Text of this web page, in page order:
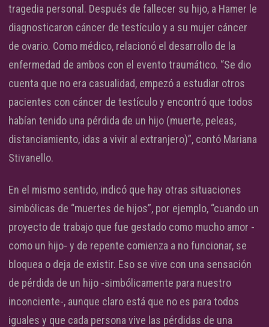
tragedia personal. Después de fallecer su hijo, a Hamer le
diagnosticaron cáncer de testículo y a su mujer cáncer
de ovario. Como médico, relacionó el desarrollo de la
enfermedad de ambos con el evento traumático. “Se dio
cuenta que no era casualidad, empezó a estudiar otros
pacientes con cáncer de testículo y encontró que todos
habían tenido una pérdida de un hijo (muerte, peleas,
distanciamiento, idas a vivir al extranjero)”, contó Mariana
Stivanello.
En el mismo sentido, indicó que hay otras situaciones
simbólicas de “muertes de hijos”, por ejemplo, “cuando un
proyecto de trabajo que fue gestado como mucho amor -
como un hijo- y de repente comienza a no funcionar, se
bloquea o deja de existir. Eso se vive con una sensación
de pérdida de un hijo -simbólicamente para nuestro
inconciente-, aunque claro está que no es para todos
iguales y que cada persona vive las pérdidas de una